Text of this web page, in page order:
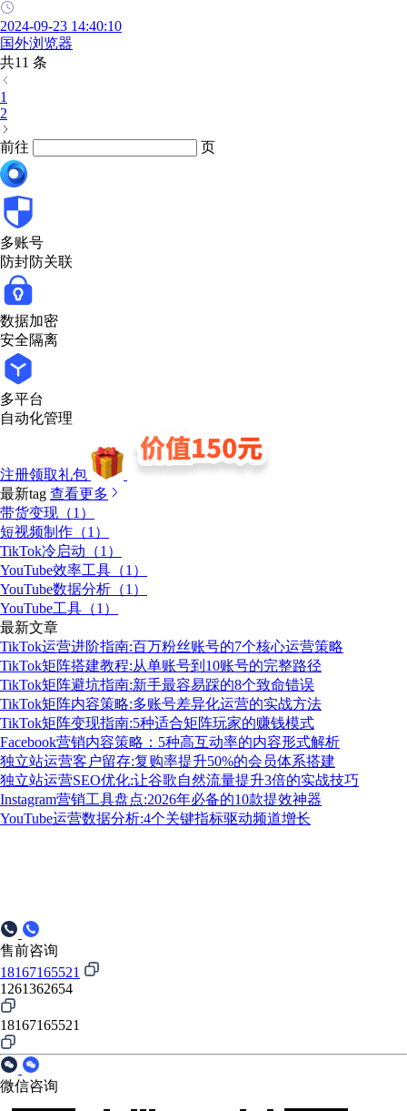
2024-09-23 14:40:10
国外浏览器
共11 条
1
2
前往 页
多账号
防封防关联
数据加密
安全隔离
多平台
自动化管理
注册领取礼包
最新tag 查看更多
带货变现（1）
短视频制作（1）
TikTok冷启动（1）
YouTube效率工具（1）
YouTube数据分析（1）
YouTube工具（1）
最新文章
TikTok运营进阶指南:百万粉丝账号的7个核心运营策略
TikTok矩阵搭建教程:从单账号到10账号的完整路径
TikTok矩阵避坑指南:新手最容易踩的8个致命错误
TikTok矩阵内容策略:多账号差异化运营的实战方法
TikTok矩阵变现指南:5种适合矩阵玩家的赚钱模式
Facebook营销内容策略：5种高互动率的内容形式解析
独立站运营客户留存:复购率提升50%的会员体系搭建
独立站运营SEO优化:让谷歌自然流量提升3倍的实战技巧
Instagram营销工具盘点:2026年必备的10款提效神器
YouTube运营数据分析:4个关键指标驱动频道增长
售前咨询
18167165521
1261362654
18167165521
微信咨询